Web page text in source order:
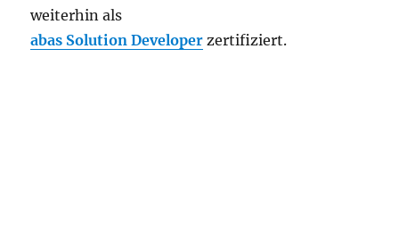
weiterhin als
abas Solution Developer zertifiziert.